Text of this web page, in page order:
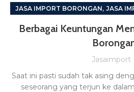
JASA IMPORT BORONGAN, JASA
Berbagai Keuntungan
Jasaimport
Saat ini pasti sudah tak asing
seseorang yang terjun ke